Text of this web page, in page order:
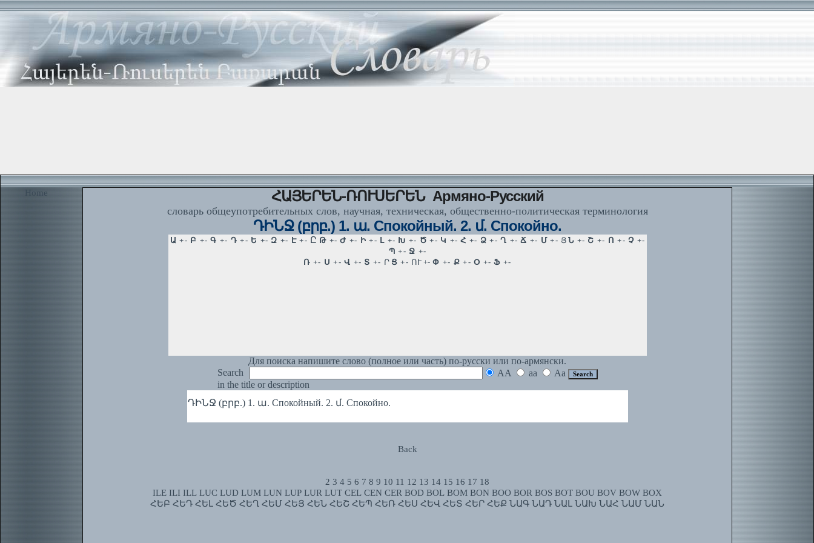
Home ՀԱՅԵՐԵՆ-ՌՈՒՍԵՐԵՆ Армяно-Русский
словарь общеупотребительных слов, научная, техническая, общественно-политическая терминология
ԴԻՆՋ (բրբ.) 1. ա. Спокойный. 2. մ. Спокойно.
Для поиска напишите слово (полное или часть) по-русски или по-армянски.
Search
AA aa
Aa
in the title or description
ԴԻՆՋ (բրբ.) 1. ա. Спокойный. 2. մ. Спокойно.
Back
2 3 4 5 6 7 8 9 10 11 12 13 14 15 16 17 18
ILE ILI ILL LUC LUD LUM LUN LUP LUR LUT CEL CEN CER BOD BOL BOM BON BOO BOR BOS BOT BOU BOV BOW BOX
ՀԵԲ ՀԵԴ ՀԵԼ ՀԵԾ ՀԵՂ ՀԵՄ ՀԵՅ ՀԵՆ ՀԵՇ ՀԵՊ ՀԵՌ ՀԵՍ ՀԵՎ ՀԵՏ ՀԵՐ ՀԵՔ ՆԱԳ ՆԱԴ ՆԱԼ ՆԱԽ ՆԱՀ ՆԱՄ ՆԱՆ